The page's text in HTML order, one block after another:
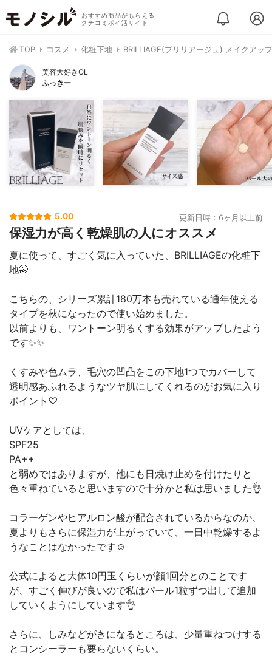
おすすめ商品がもらえる
クチコミポイ活サイト
TOP コスメ 化粧下地 BRILLIAGE(ブリリアージュ) メイクアッ
美容大好きOL
ふっきー
5.00 更新日時：6ヶ月以上前
保湿力が高く乾燥肌の人にオススメ
夏に使って、すごく気に入っていた、BRILLIAGEの化粧下
地🤭
こちらの、シリーズ累計180万本も売れている通年使える
タイプを秋になったので使い始めました。
以前よりも、ワントーン明るくする効果がアップしたよう
です✨✨
くすみや色ムラ、毛穴の凹凸をこの下地1つでカバーして
透明感あふれるようなツヤ肌にしてくれるのがお気に入り
ポイント♡
UVケアとしては、
SPF25
PA++
と弱めではありますが、他にも日焼け止めを付けたりと
色々重ねていると思いますので十分かと私は思いました👌
コラーゲンやヒアルロン酸が配合されているからなのか、
夏よりもさらに保湿力が上がっていて、一日中乾燥するよ
うなことはなかったです☺️
公式によると大体10円玉くらいが顔1回分とのことです
が、すごく伸びが良いので私はパール1粒ずつ出して追加
していくようにしています👌
さらに、しみなどがきになるところは、少量重ねつけする
とコンシーラーも要らないくらい。